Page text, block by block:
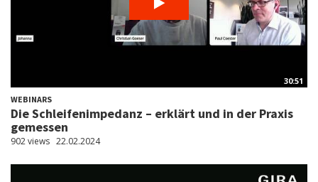
30:51
WEBINARS
Die Schleifenimpedanz – erklärt und in der Praxis
gemessen
902 views 22.02.2024